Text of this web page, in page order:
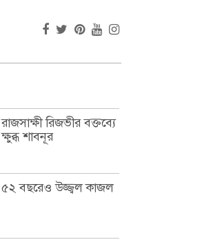
রাজসাক্ষী রিজভীর বক্তব্যে
ক্ষুব্ধ শাবনূর
৫২ বছরেও উজ্জ্বল কাজল